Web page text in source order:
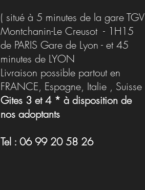
( situé à 5 minutes de la gare TGV
Montchanin-Le Creusot - 1H15
de PARIS Gare de Lyon - et 45
minutes de LYON
Livraison possible partout en
FRANCE, Espagne, Italie , Suisse
Gites 3 et 4 * à disposition de
nos adoptants
Tel : 06 99 20 58 26